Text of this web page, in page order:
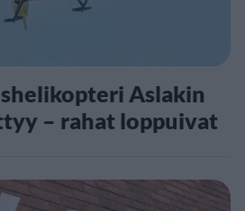
Aslakin
– rahat loppuivat